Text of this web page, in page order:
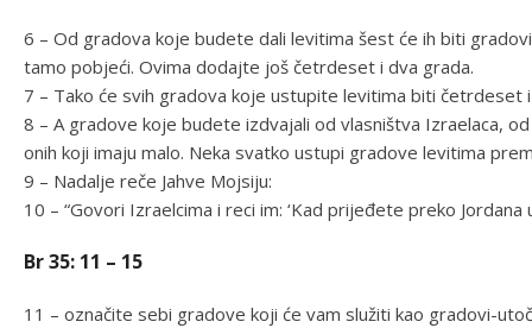
6 – Od gradova koje budete dali levitima šest će ih biti
tamo pobjeći. Ovima dodajte još četrdeset i dva grada.
7 – Tako će svih gradova koje ustupite levitima biti četrdeset
8 – A gradove koje budete izdvajali od vlasništva Izraelaca,
onih koji imaju malo. Neka svatko ustupi gradove levitima
9 – Nadalje reče Jahve Mojsiju:
10 – “Govori Izraelcima i reci im: ‘Kad prijeđete preko Jordana
Br 35: 11 – 15
11 – označite sebi gradove koji će vam služiti kao gradovi-